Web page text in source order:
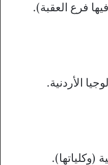
فرع العقبة).
الأردنية.
(وكلياتها).